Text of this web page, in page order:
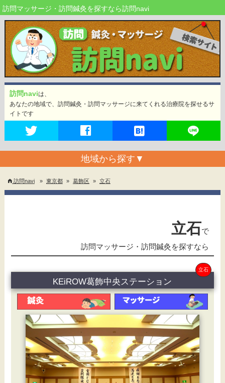
訪問マッサージ・訪問鍼灸を探すなら訪問navi
訪問naviは、
あなたの地域で、訪問鍼灸・訪問マッサージに来てくれる治療院を探せるサ
イトです
地域から探す ▼
訪問navi » 東京都 » 葛飾区 » 立石
立石で
訪問マッサージ・訪問鍼灸を探すなら
立石
KEiROW葛飾中央ステーション